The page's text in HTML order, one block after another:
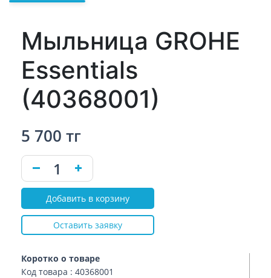
Мыльница GROHE
Essentials
(40368001)
Коротко о товаре
Код товара : 40368001
5 700 тг
Добавить в корзину
Оставить заявку